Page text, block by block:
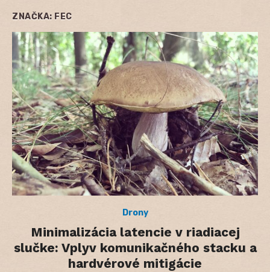
ZNAČKA: FEC
Drony
Minimalizácia latencie v riadiacej
slučke: Vplyv komunikačného stacku a
hardvérové mitigácie